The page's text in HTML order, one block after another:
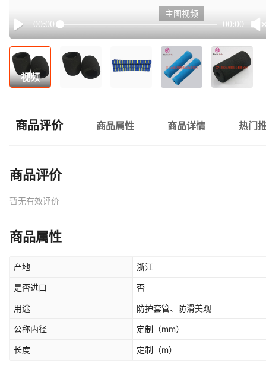
Play
00:00 00:00
主图视频
视频
商品评价 商品属性 商品详情 热门
商品评价
暂无有效评价
商品属性
产地 浙江
是否进口 否
用途 防护套管、防滑美观
公称内径 定制 （mm）
长度 定制 （m）